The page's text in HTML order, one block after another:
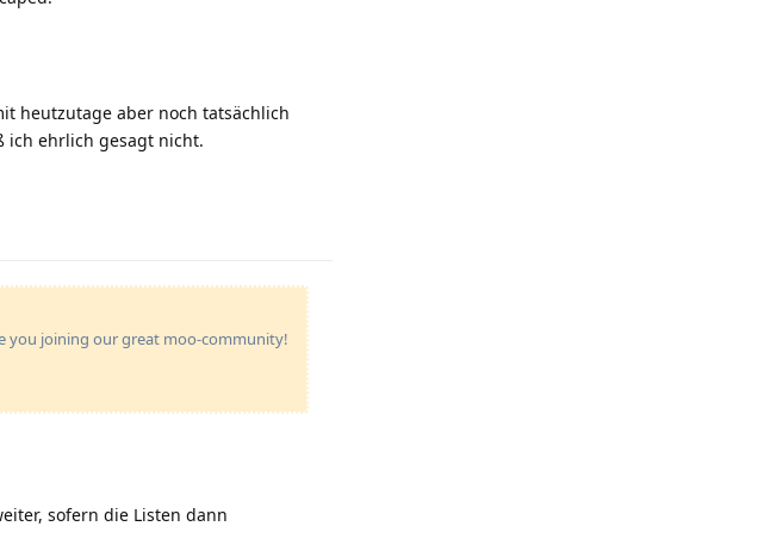
heutzutage aber noch tatsächlich
ich ehrlich gesagt nicht.
you joining our great moo-community!
sofern die Listen dann